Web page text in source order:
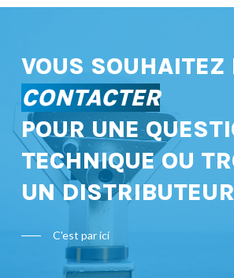
VOUS SOUHAITEZ
CONTACTER
POUR UNE
TECHNIQUE OU
UN DISTRIBUTEUR
C'est par ici